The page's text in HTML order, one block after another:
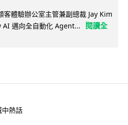
體驗辦公室主管兼副總裁 Jay Kim
AI 邁向全自動化 Agent...
閱讀全
中熱話